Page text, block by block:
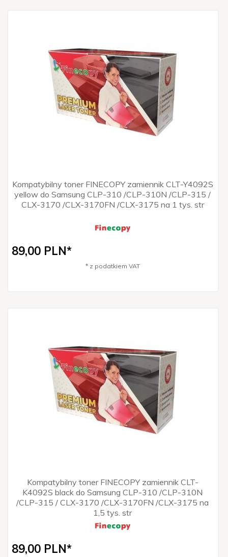
Kompatybilny toner FINECOPY zamiennik CLT-Y4092S
yellow do Samsung CLP-310 /CLP-310N /CLP-315 /
CLX-3170 /CLX-3170FN /CLX-3175 na 1 tys. str
89,00 PLN*
* z podatkiem VAT
Kompatybilny toner FINECOPY zamiennik CLT-
K4092S black do Samsung CLP-310 /CLP-310N
/CLP-315 / CLX-3170 /CLX-3170FN /CLX-3175 na
1,5 tys. str
89,00 PLN*